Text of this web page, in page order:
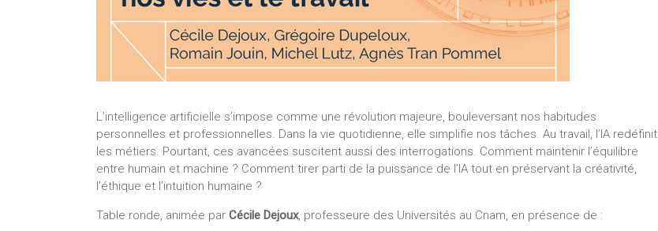
L’intelligence artificielle s’impose comme une révolution majeure, bouleversant nos habitudes
personnelles et professionnelles. Dans la vie quotidienne, elle simplifie nos tâches. Au travail, l’IA redéfinit
les métiers. Pourtant, ces avancées suscitent aussi des interrogations. Comment maintenir l’équilibre
entre humain et machine ? Comment tirer parti de la puissance de l’IA tout en préservant la créativité,
l’éthique et l’intuition humaine ?
Table ronde, animée par Cécile Dejoux, professeure des Universités au Cnam, en présence de :